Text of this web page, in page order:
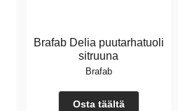
Brafab Delia puutarhatuoli
sitruuna
Brafab
Osta täältä